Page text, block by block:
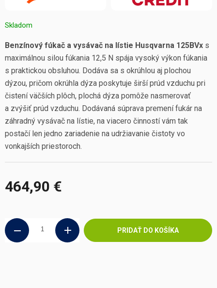
464,90 €
Skladom
PRIDAŤ DO KOŠÍKA
Benzínový fúkač a vysávač na lístie Husqvarna 125BVx s
maximálnou silou fúkania 12,5 N spája vysoký výkon fúkania
s praktickou obsluhou. Dodáva sa s okrúhlou aj plochou
dýzou, pričom okrúhla dýza poskytuje širší prúd vzduchu pri
čistení väčších plôch, plochá dýza pomôže nasmerovať
a zvýšiť prúd vzduchu. Dodávaná súprava premení fukár na
záhradný vysávač na lístie, na viacero činností vám tak
postačí len jedno zariadenie na udržiavanie čistoty vo
vonkajších priestoroch.